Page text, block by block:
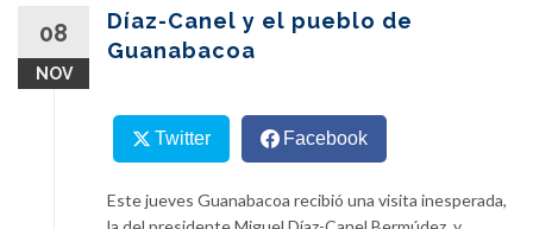
08
NOV
Díaz-Canel y el pueblo de
Guanabacoa
Twitter Facebook
Este jueves Guanabacoa recibió una visita inesperada,